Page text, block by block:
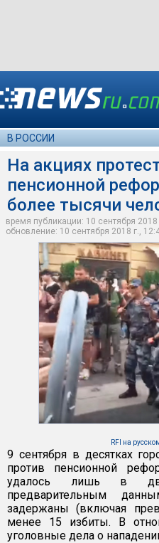
В РОССИИ
На акциях
пенсионной
более тысячи
время публикации: 10 сентября
обновление: 10 сентября 2018 г.,
RFI на
9 сентября в десятках
против пенсионной
удалось лишь в
предварительным
задержаны (включая
менее 15 избиты. В
уголовные дела о